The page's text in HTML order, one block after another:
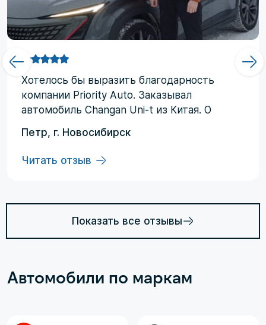
Хотелоcь бы выразить благодарность
компании Priority Аuto. Заказывал
автомобиль Changan Uni-t из Китая. О
компании узнал от друзей и коллег по
работе. Работал со мной менеджер
Евгений, логисты Ольга и Регина. В начале
доставки до Владивостока составил три
месяца (особенности логистики и оплаты).
рамках договора; - Неизменная,
оговоренная, окончательная стоимость
Петр, г. Новосибирск
Читать отзыв
Показать все отзывы
Автомобили по маркам